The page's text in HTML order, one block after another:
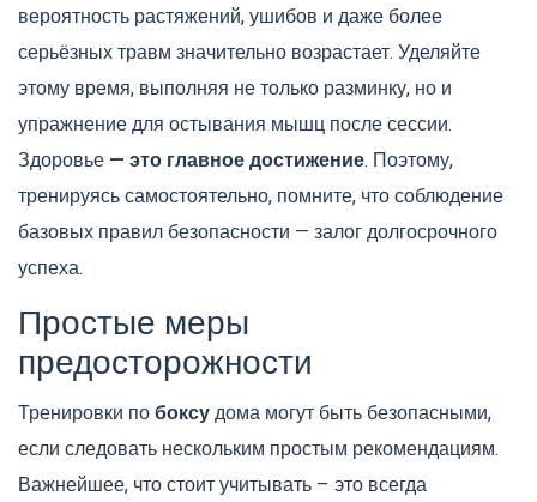
вероятность растяжений, ушибов и даже более
серьёзных травм значительно возрастает. Уделяйте
этому время, выполняя не только разминку, но и
упражнение для остывания мышц после сессии.
Здоровье — это главное достижение. Поэтому,
тренируясь самостоятельно, помните, что соблюдение
базовых правил безопасности — залог долгосрочного
успеха.
Простые меры
предосторожности
Тренировки побоксудома могут быть безопасными,
если следовать нескольким простым рекомендациям.
Важнейшее, что стоит учитывать – это всегда